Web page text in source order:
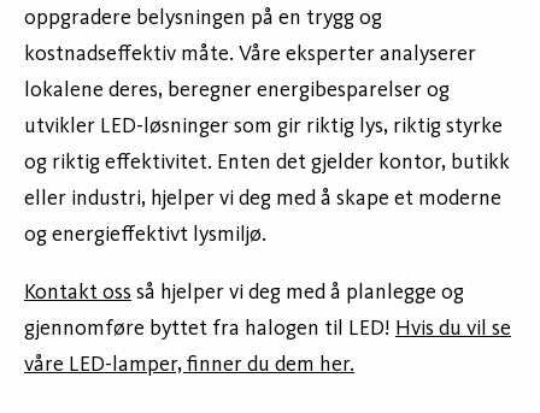
oppgradere belysningen på en trygg og
kostnadseffektiv måte. Våre eksperter analyserer
lokalene deres, beregner energibesparelser og
utvikler LED-løsninger som gir riktig lys, riktig styrke
og riktig effektivitet. Enten det gjelder kontor, butikk
eller industri, hjelper vi deg med å skape et moderne
og energieffektivt lysmiljø.
Kontakt oss så hjelper vi deg med å planlegge og
gjennomføre byttet fra halogen til LED! Hvis du vil se
våre LED-lamper, finner du dem her.